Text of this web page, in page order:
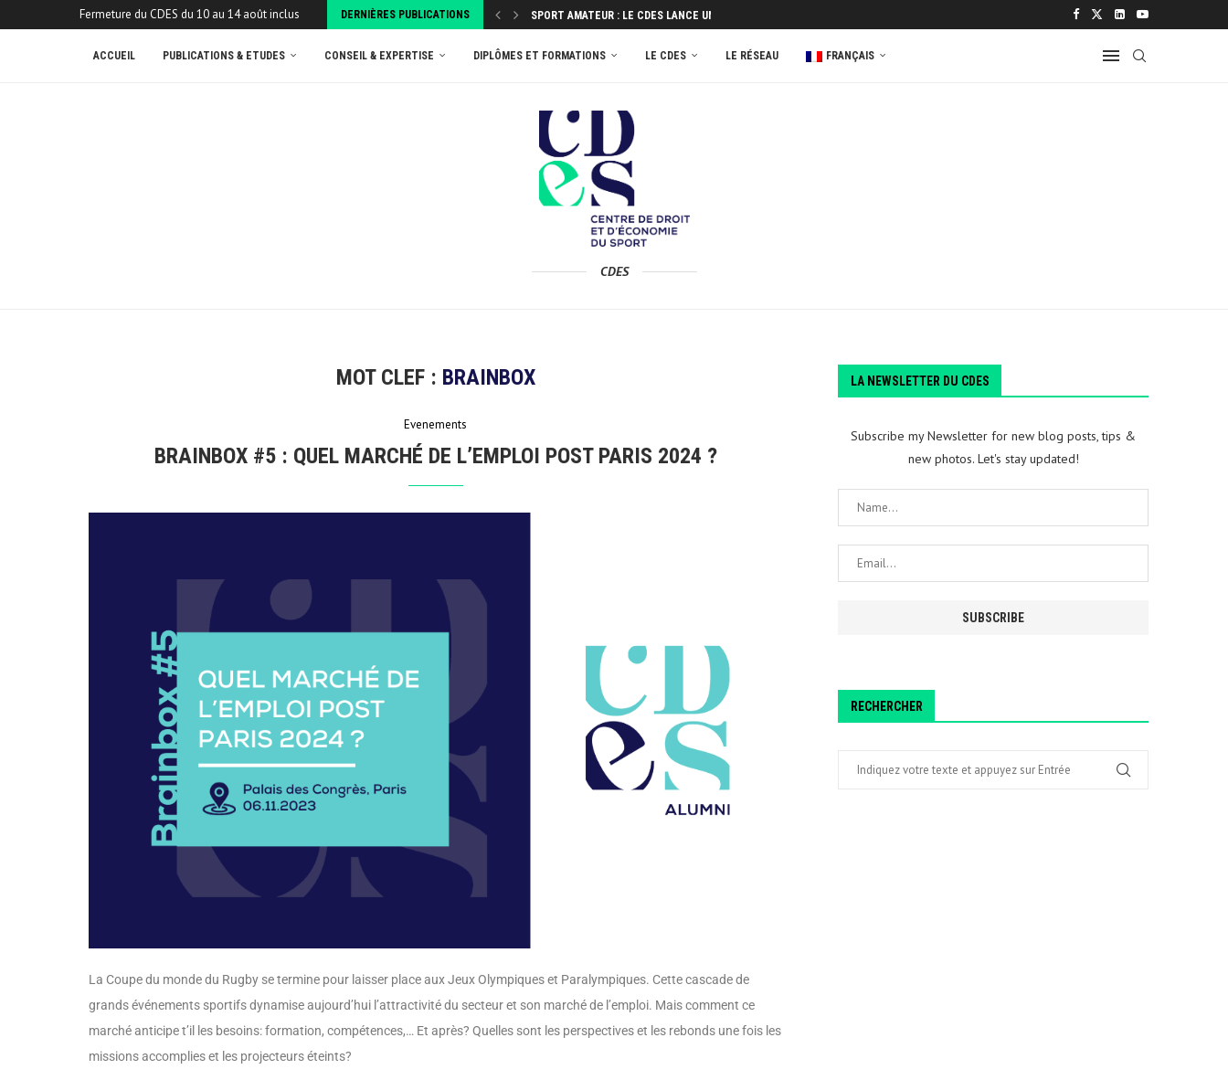
Fermeture du CDES du 10 au 14 août inclus DERNIÈRES PUBLICATIONS SPORT AMATEUR : LE CDES LANCE UNE ENQUÊTE...
ACCUEIL
PUBLICATIONS & ETUDES CONSEIL & EXPERTISE DIPLÔMES ET FORMATIONS LE CDES LE RÉSEAU FRANÇAIS
CDES
MOT CLEF : BRAINBOX
Evenements
BRAINBOX #5 : QUEL MARCHÉ DE L’EMPLOI POST PARIS 2024 ?
La Coupe du monde du Rugby se termine pour laisser place aux Jeux Olympiques et Paralympiques. Cette cascade de
grands événements sportifs dynamise aujourd’hui l’attractivité du secteur et son marché de l’emploi. Mais comment ce
marché anticipe t’il les besoins: formation, compétences,… Et après? Quelles sont les perspectives et les rebonds une fois les
missions accomplies et les projecteurs éteints?
LA NEWSLETTER DU CDES
Subscribe my Newsletter for new blog posts, tips &
new photos. Let's stay updated!
RECHERCHER